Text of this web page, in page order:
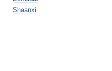
Shaanxi